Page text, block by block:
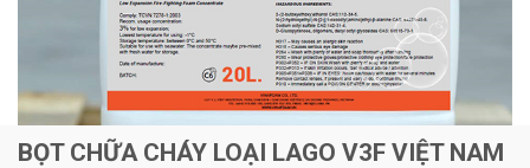
BỌT CHỮA CHÁY LOẠI LAGO V3F VIỆT NAM